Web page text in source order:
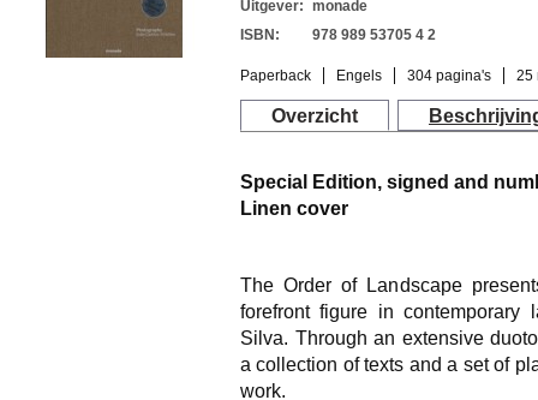
Uitgever: monade
ISBN:
978 989 53705 4 2
Paperback Engels 304 pagina's 25
Overzicht
Special Edition, signed and
Linen cover
The Order of Landscape
forefront figure in contemporary
Silva. Through an extensive
a collection of texts and a set of
work.